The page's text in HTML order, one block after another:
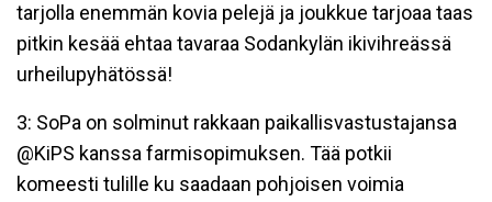
tarjolla enemmän kovia pelejä ja joukkue tarjoaa taas
pitkin kesää ehtaa tavaraa Sodankylän ikivihreässä
urheilupyhätössä!
3: SoPa on solminut rakkaan paikallisvastustajansa
@KiPS kanssa farmisopimuksen. Tää potkii
komeesti tulille ku saadaan pohjoisen voimia